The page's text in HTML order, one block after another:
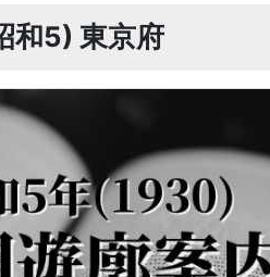
和5) 東京府